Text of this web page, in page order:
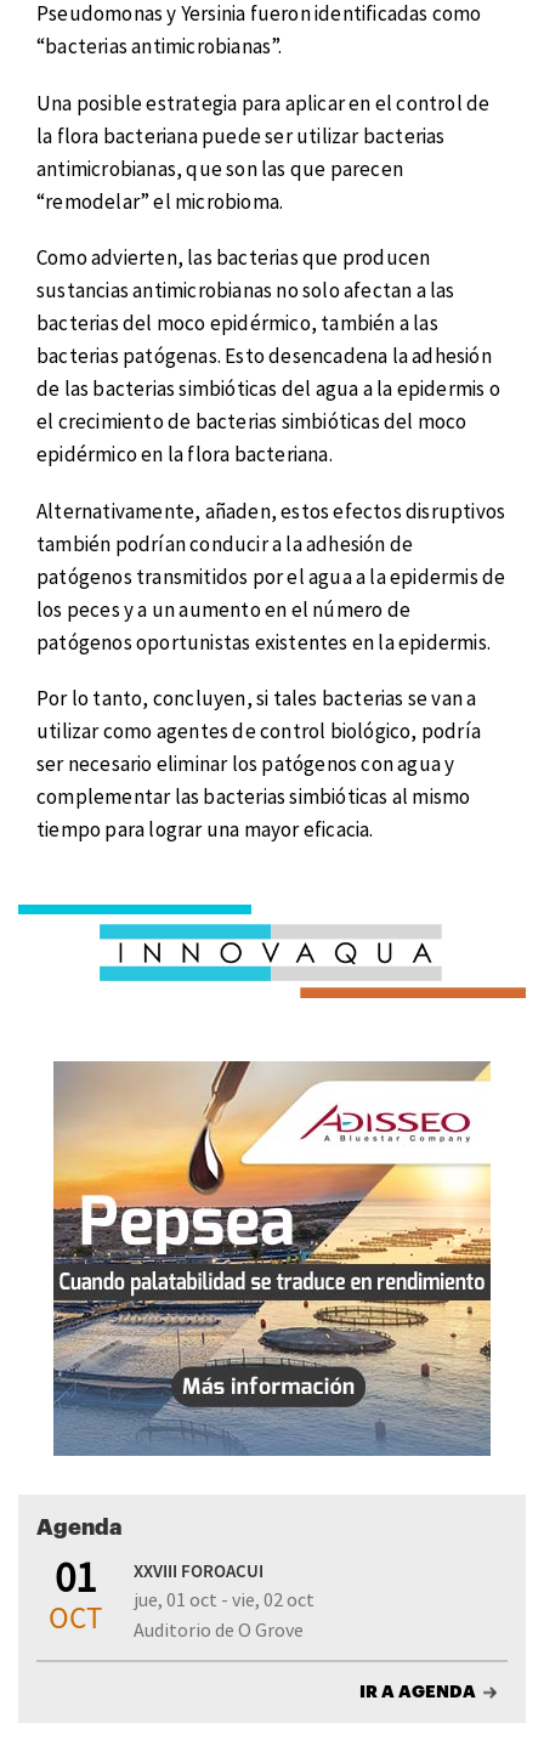
Pseudomonas y Yersinia fueron identificadas como
“bacterias antimicrobianas”.
Una posible estrategia para aplicar en el control de
la flora bacteriana puede ser utilizar bacterias
antimicrobianas, que son las que parecen
“remodelar” el microbioma.
Como advierten, las bacterias que producen
sustancias antimicrobianas no solo afectan a las
bacterias del moco epidérmico, también a las
bacterias patógenas. Esto desencadena la adhesión
de las bacterias simbióticas del agua a la epidermis o
el crecimiento de bacterias simbióticas del moco
epidérmico en la flora bacteriana.
Alternativamente, añaden, estos efectos disruptivos
también podrían conducir a la adhesión de
patógenos transmitidos por el agua a la epidermis de
los peces y a un aumento en el número de
patógenos oportunistas existentes en la epidermis.
Por lo tanto, concluyen, si tales bacterias se van a
utilizar como agentes de control biológico, podría
ser necesario eliminar los patógenos con agua y
complementar las bacterias simbióticas al mismo
tiempo para lograr una mayor eficacia.
Agenda
01
OCT
XXVIII FOROACUI
jue, 01 oct - vie, 02 oct
Auditorio de O Grove
IR A AGENDA